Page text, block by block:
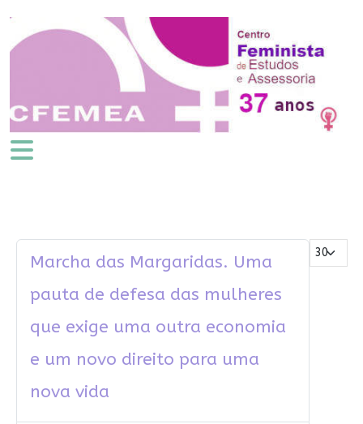
Mostrar #
Marcha das Margaridas. Uma
pauta de defesa das mulheres
que exige uma outra economia
e um novo direito para uma
nova vida